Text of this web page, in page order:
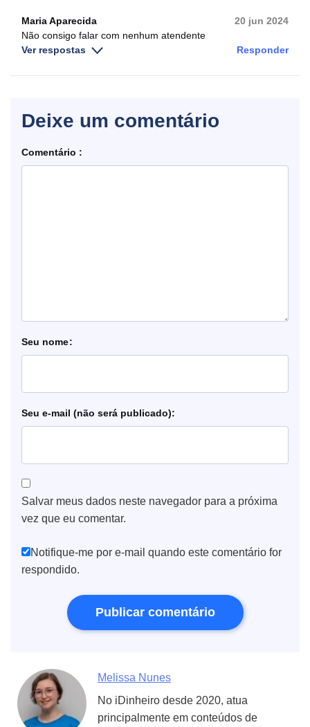
Maria Aparecida
20 jun 2024
Não consigo falar com nenhum atendente
Ver respostas
Responder
Deixe um comentário
Comentário
nome
e-mail
Salvar meus dados neste navegador para a próxima
vez que eu comentar.
Notifique-me por e-mail quando este comentário for
respondido.
Melissa Nunes
No iDinheiro desde 2020, atua
principalmente em conteúdos de